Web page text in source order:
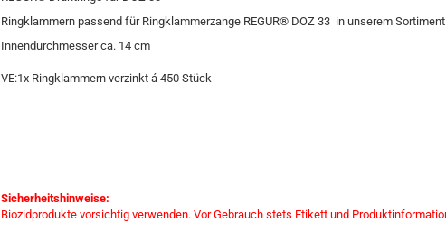
Ringklammern passend für Ringklammerzange REGUR® DOZ 33 in unserem
Innendurchmesser ca. 14 cm
VE:1x Ringklammern verzinkt á 450 Stück
Sicherheitshinweise:
Biozidprodukte vorsichtig verwenden. Vor Gebrauch stets Etikett und